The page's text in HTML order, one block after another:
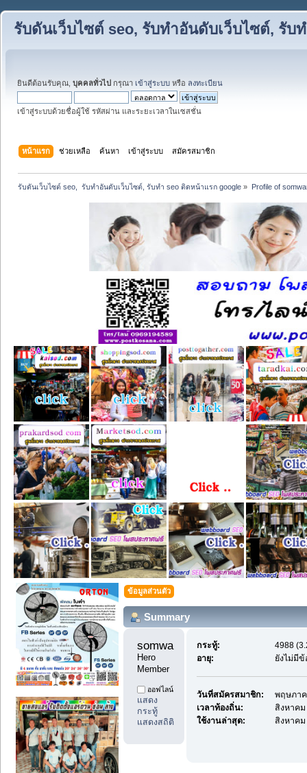
รับดันเว็บไซต์ seo, รับทำอันดับเว็บไซต์, รับ
ยินดีต้อนรับคุณ, บุคคลทั่วไป กรุณา เข้าสู่ระบบ หรือ ลงทะเบียน
เข้าสู่ระบบด้วยชื่อผู้ใช้ รหัสผ่าน และระยะเวลาในเซสชั่น
หน้าแรก ช่วยเหลือ ค้นหา เข้าสู่ระบบ สมัครสมาชิก
รับดันเว็บไซต์ seo,  รับทำอันดับเว็บไซต์, รับทำ seo ติดหน้าแรก google » Profile of
ข้อมูลส่วนตัว
Summary
somwangyu1
Hero
Member
ออฟไลน์
แสดง
กระทู้
แสดงสถิติ
กระทู้:
4988
อายุ:
ยังไม่มี
วันที่สมัครสมาชิก:
พฤษภาค
เวลาท้องถิ่น:
สิงหาคม
ใช้งานล่าสุด:
สิงหาคม